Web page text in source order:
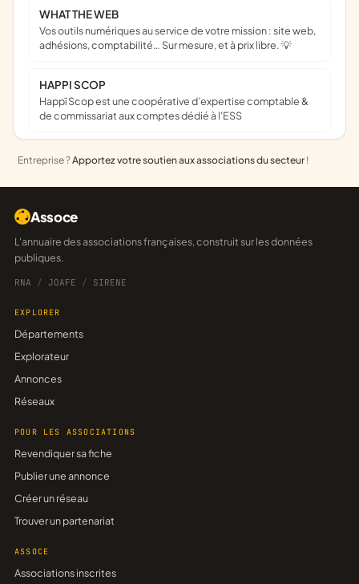
WHAT THE WEB
Vos outils numériques au service de votre mission : site web,
adhésions, comptabilité… Sur mesure, et à prix libre. 💡
HAPPI SCOP
Happï Scop est une coopérative d’expertise comptable &
de commissariat aux comptes dédié à l'ESS
Entreprise ?Apportez votre soutien aux associations du secteur !
Assoce
L'annuaire des associations françaises, construit sur les données
publiques.
RNA / JOAFE / SIRENE
EXPLORER
Départements
Explorateur
Annonces
Réseaux
POUR LES ASSOCIATIONS
Revendiquer sa fiche
Publier une annonce
Créer un réseau
Trouver un partenariat
ASSOCE
Associations inscrites